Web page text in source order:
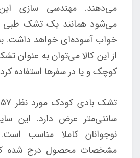
می‌دهند. مهندسی سازی
می‌شود همانند یک تشک طبی
خواب آسوده‌ای خواهد داشت.
از این کالا می‌توان به عنوان
کوچک و یا در سفر‌ها استفاده
سانتی‌متر عرض دارد. این
نوجوانان کاملا مناسب
مشخصات محصول درج شده